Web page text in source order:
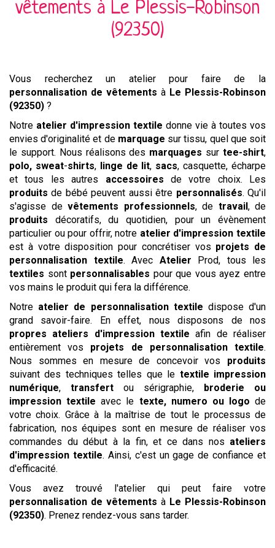
vêtements à Le Plessis-Robinson
(92350)
Vous recherchez un atelier pour faire de la
personnalisation de vêtements à Le Plessis-Robinson
(92350) ?
Notre atelier d'impression textile donne vie à toutes vos
envies d'originalité et de marquage sur tissu, quel que soit
le support. Nous réalisons des marquages surtee-shirt,
polo, sweat-shirts, linge de lit, sacs, casquette, écharpe
et tous les autres accessoires de votre choix. Les
produits de bébé peuvent aussi être personnalisés. Qu'il
s'agisse de vêtements professionnels, de travail, de
produits décoratifs, du quotidien, pour un évènement
particulier ou pour offrir, notre atelier d'impression textile
est à votre disposition pour concrétiser vos projets de
personnalisation textile. Avec Atelier Prod, tous les
textiles sont personnalisables pour que vous ayez entre
vos mains le produit qui fera la différence.
Notre atelier de personnalisation textile dispose d'un
grand savoir-faire. En effet, nous disposons de nos
propres ateliers d'impression textile afin de réaliser
entièrement vos projets de personnalisation textile.
Nous sommes en mesure de concevoir vos produits
suivant des techniques telles que le textile impression
numérique, transfert ou sérigraphie, broderie ou
impression textile avec le texte, numero ou logo de
votre choix. Grâce à la maîtrise de tout le processus de
fabrication, nos équipes sont en mesure de réaliser vos
commandes du début à la fin, et ce dans nos ateliers
d'impression textile. Ainsi, c'est un gage de confiance et
d'efficacité.
Vous avez trouvé l'atelier qui peut faire votre
personnalisation de vêtements à Le Plessis-Robinson
(92350). Prenez rendez-vous sans tarder.